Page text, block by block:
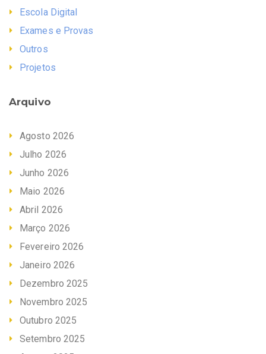
Escola Digital
Exames e Provas
Outros
Projetos
Arquivo
Agosto 2026
Julho 2026
Junho 2026
Maio 2026
Abril 2026
Março 2026
Fevereiro 2026
Janeiro 2026
Dezembro 2025
Novembro 2025
Outubro 2025
Setembro 2025